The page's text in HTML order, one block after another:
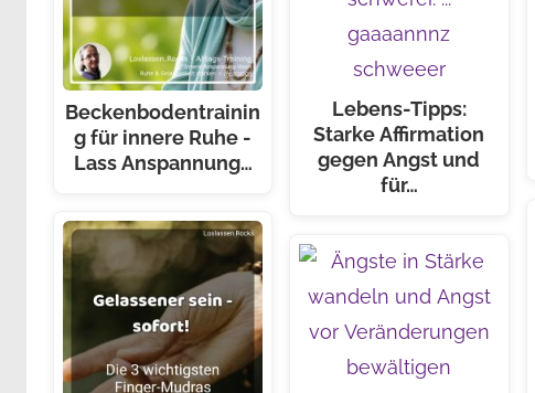
Beckenbodentrainin
g für innere Ruhe -
Lass Anspannung…
Lebens-Tipps:
Starke Affirmation
gegen Angst und
für…